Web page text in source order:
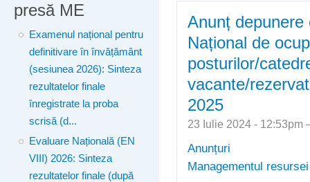
presă ME
Examenul național pentru
definitivare în învățământ
(sesiunea 2026): Sinteza
rezultatelor finale
înregistrate la proba
scrisă (d...
Evaluare Națională (EN
VIII) 2026: Sinteza
rezultatelor finale (după
Anunț
Național de
posturilor/
vacante/
2025
23 Iulie 2024 -
Anunțuri
Managementul